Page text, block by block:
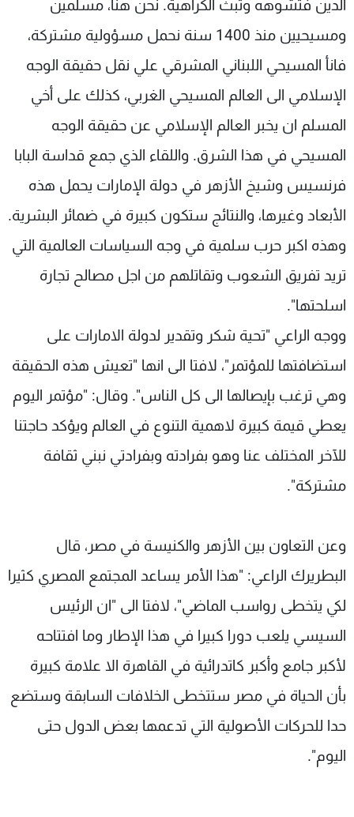
الدين فتشوهه وتبث الكراهية. نحن هنا، مسلمين
ومسيحيين منذ 1400 سنة نحمل مسؤولية مشتركة،
فانأ المسيحي اللبناني المشرقي علي نقل حقيقة الوجه
الإسلامي الى العالم المسيحي الغربي، كذلك على أخي
المسلم ان يخبر العالم الإسلامي عن حقيقة الوجه
المسيحي في هذا الشرق. واللقاء الذي جمع قداسة البابا
فرنسيس وشيخ الأزهر في دولة الإمارات يحمل هذه
الأبعاد وغيرها، والنتائج ستكون كبيرة في ضمائر البشرية.
وهذه اكبر حرب سلمية في وجه السياسات العالمية التي
تريد تفريق الشعوب وتقاتلهم من اجل مصالح تجارة
اسلحتها".
ووجه الراعي "تحية شكر وتقدير لدولة الامارات على
استضافتها للمؤتمر"، لافتا الى انها "تعيش هذه الحقيقة
وهي ترغب بإيصالها الى كل الناس". وقال: "مؤتمر اليوم
يعطي قيمة كبيرة لاهمية التنوع في العالم ويؤكد حاجتنا
للآخر المختلف عنا وهو بفرادته وبفرادتي نبني ثقافة
مشتركة".
وعن التعاون بين الأزهر والكنيسة في مصر، قال
البطريرك الراعي: "هذا الأمر يساعد المجتمع المصري كثيرا
لكي يتخطى رواسب الماضي"، لافتا الى "ان الرئيس
السيسي يلعب دورا كبيرا في هذا الإطار وما افتتاحه
لأكبر جامع وأكبر كاتدرائية في القاهرة الا علامة كبيرة
بأن الحياة في مصر ستتخطى الخلافات السابقة وستضع
حدا للحركات الأصولية التي تدعمها بعض الدول حتى
اليوم".